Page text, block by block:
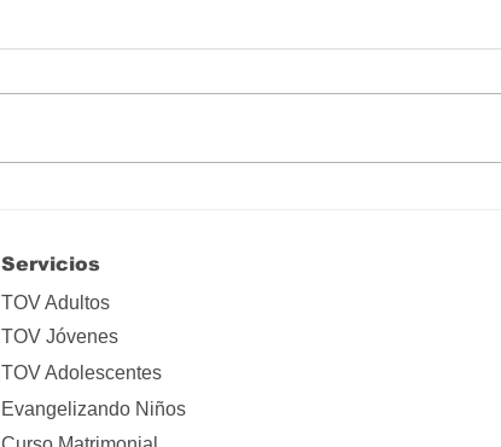
Servicios
TOV Adultos
TOV Jóvenes
TOV Adolescentes
Evangelizando Niños